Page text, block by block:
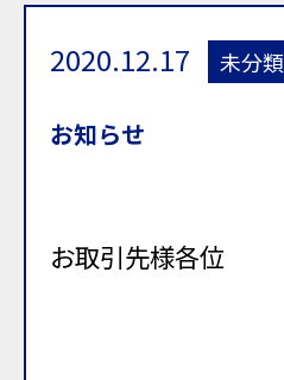
2020.12.17 未分類
お知らせ
お取引先様各位